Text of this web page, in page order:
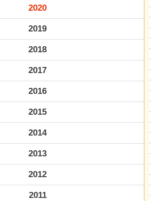
2020
2019
2018
2017
2016
2015
2014
2013
2012
2011